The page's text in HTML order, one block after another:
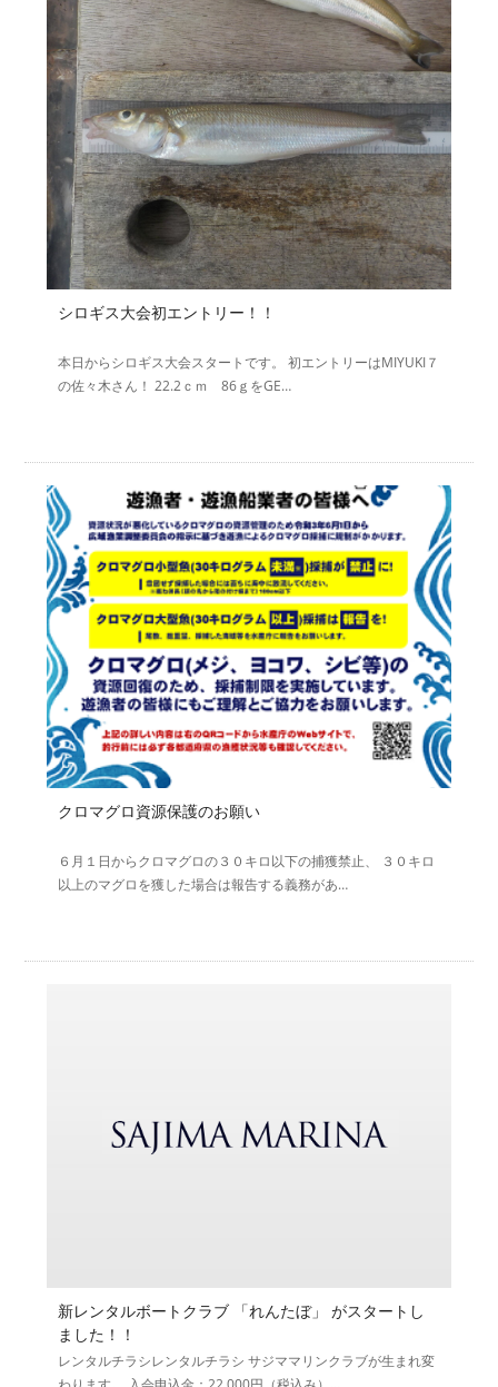
シロギス大会初エントリー！！
本日からシロギス大会スタートです。 初エントリーはMIYUKI７
の佐々木さん！ 22.2ｃｍ 86ｇをGE…
クロマグロ資源保護のお願い
６月１日からクロマグロの３０キロ以下の捕獲禁止、 ３０キロ
以上のマグロを獲した場合は報告する義務があ…
新レンタルボートクラブ 「れんたぼ」 がスタートし
ました！！
レンタルチラシレンタルチラシ サジママリンクラブが生まれ変